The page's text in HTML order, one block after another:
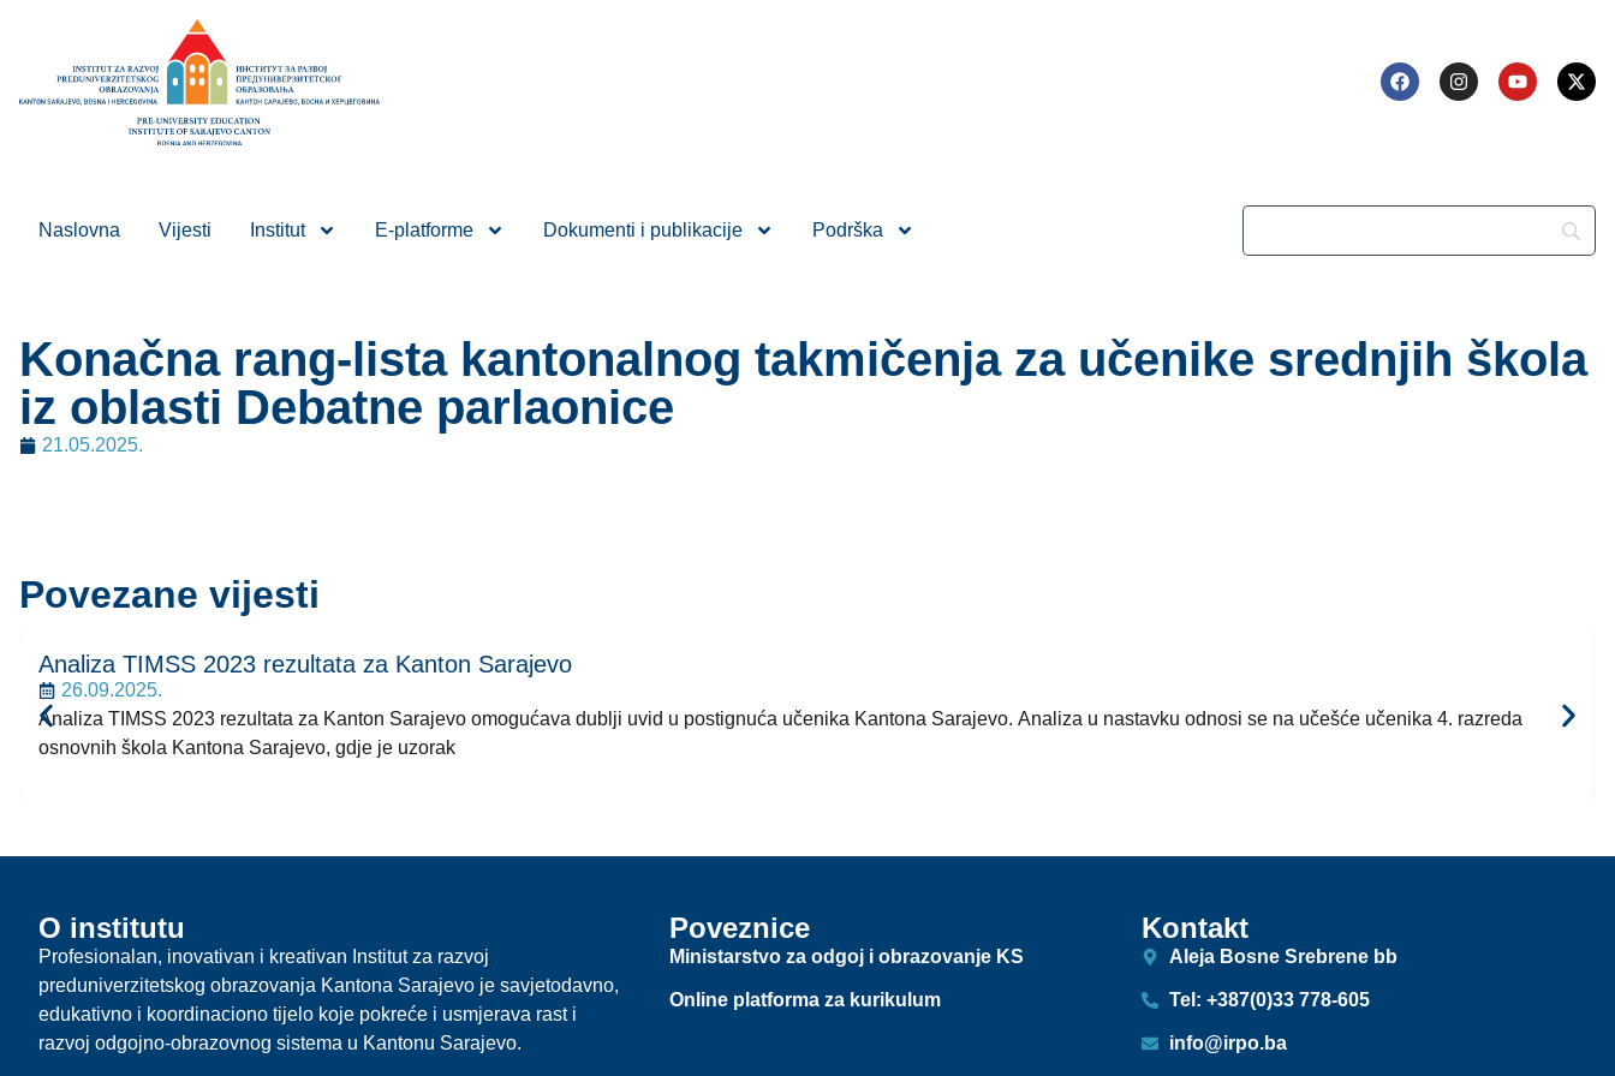
Naslovna Vijesti Institut E-platforme Dokumenti i publikacije Podrška
Konačna rang-lista kantonalnog takmičenja za učenike srednjih škola
iz oblasti Debatne parlaonice
21.05.2025.
Povezane vijesti
Analiza TIMSS 2023 rezultata za Kanton Sarajevo
26.09.2025.
Analiza TIMSS 2023 rezultata za Kanton Sarajevo omogućava dublji uvid u postignuća učenika Kantona Sarajevo. Analiza u nastavku odnosi se na učešće učenika 4. razreda
osnovnih škola Kantona Sarajevo, gdje je uzorak
O institutu
Profesionalan, inovativan i kreativan Institut za razvoj
preduniverzitetskog obrazovanja Kantona Sarajevo je savjetodavno,
edukativno i koordinaciono tijelo koje pokreće i usmjerava rast i
razvoj odgojno-obrazovnog sistema u Kantonu Sarajevo.
Poveznice
Ministarstvo za odgoj i obrazovanje KS
Online platforma za kurikulum
Kontakt
Aleja Bosne Srebrene bb
Tel: +387(0)33 778-605
info@irpo.ba